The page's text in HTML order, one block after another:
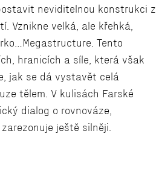
neviditelnou konstrukci z
Vznikne velká, ale křehká,
Tento
hranicích a síle, která však
jak se dá vystavět celá
tělem. V kulisách Farské
dialog o rovnováze,
ještě silněji.